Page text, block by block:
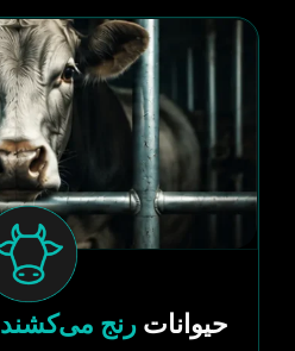
حیوانات رنج می‌کشند